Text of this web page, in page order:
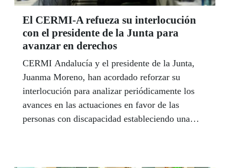
El CERMI-A refueza su interlocución
con el presidente de la Junta para
avanzar en derechos
CERMI Andalucía y el presidente de la Junta,
Juanma Moreno, han acordado reforzar su
interlocución para analizar periódicamente los
avances en las actuaciones en favor de las
personas con discapacidad estableciendo una